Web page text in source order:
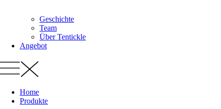
Geschichte
Team
Über Tentickle
Angebot
Home
Produkte